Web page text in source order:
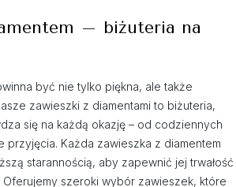
– biżuteria na
być nie tylko piękna, ale także
zawieszki z diamentami to biżuteria,
się na każdą okazję – od codziennych
przyjęcia. Każda zawieszka z diamentem
starannością, aby zapewnić jej trwałość
Oferujemy szeroki wybór zawieszek, które